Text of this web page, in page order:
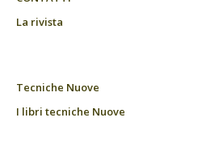
La rivista
Tecniche Nuove
I libri tecniche Nuove